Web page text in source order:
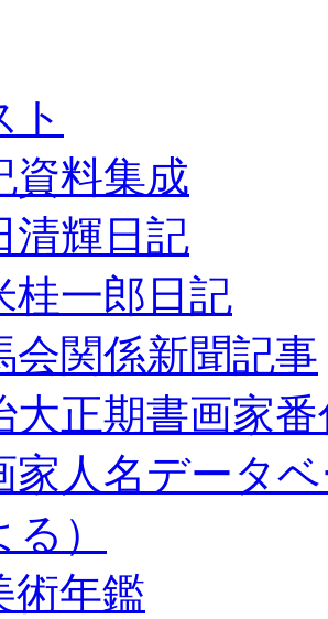
ト
資料集成
清輝日記
桂一郎日記
会関係新聞記事
大正期書画家
家人名データ
）
術年鑑